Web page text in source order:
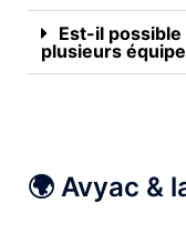
Est-il possible
plusieurs
🌍 Avyac &